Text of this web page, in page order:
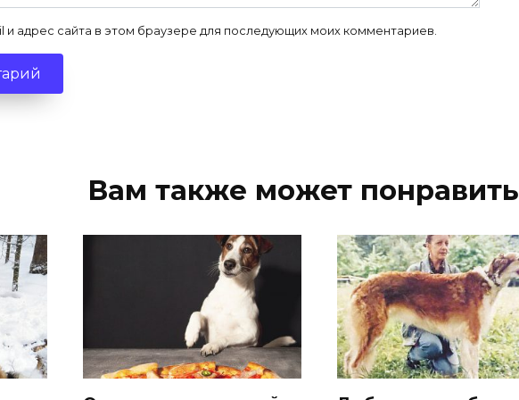
и адрес сайта в этом браузере для последующих моих комментариев.
Вам также может